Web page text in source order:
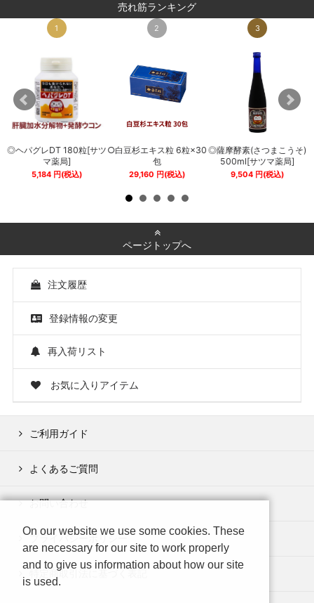
売れ筋ランキング
1
◎ヘパグレDT 180粒[サツ
マ薬局]
5,184円 (税込)
2
○白豆杉エキス粒 6粒×30
包
29,160 円 (税込)
3
◎薩摩酵素(さつまこうそ)
500ml[サツマ薬局]
9,504 円 (税込)
ページトップへ
注文履歴
登録情報の変更
再入荷リスト
お気に入りアイテム
ご利用ガイド
よくあるご質問
お問い合わせ
プライバシーポリシー
特定商取引法に基づく表記
On our website we use some cookies. These
are necessary for our site to work properly
and to give us information about how our site
is used.